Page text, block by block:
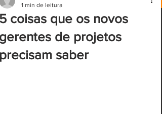
coisas que os novos
de projetos
saber
1 min de leitura